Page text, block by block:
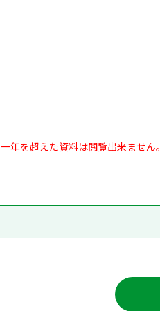
年を超えた資料は閲覧出来ません。